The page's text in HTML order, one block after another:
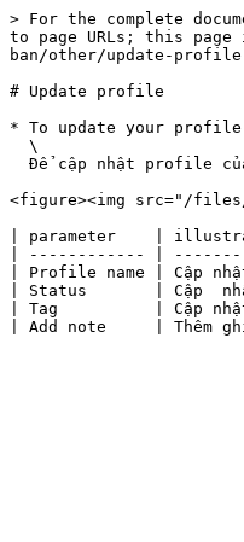
> For the complete
to page URLs; this page
ban/other/update-
# Update profile
* To update your
<figure><img src="/files/
| parameter    |
| ------------ |
| Profile name | Cập
| Status       | Cập
| Tag          | Cập